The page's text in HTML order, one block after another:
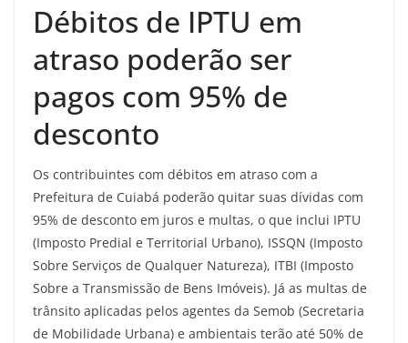
Débitos de IPTU em
atraso poderão ser
pagos com 95% de
desconto
Os contribuintes com débitos em atraso com a
Prefeitura de Cuiabá poderão quitar suas dívidas com
95% de desconto em juros e multas, o que inclui IPTU
(Imposto Predial e Territorial Urbano), ISSQN (Imposto
Sobre Serviços de Qualquer Natureza), ITBI (Imposto
Sobre a Transmissão de Bens Imóveis). Já as multas de
trânsito aplicadas pelos agentes da Semob (Secretaria
de Mobilidade Urbana) e ambientais terão até 50% de